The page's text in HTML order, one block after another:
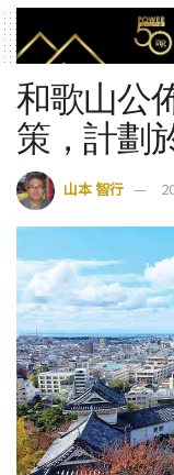
和歌山公
策，計劃
山本 智行